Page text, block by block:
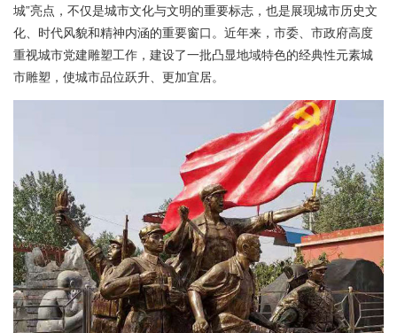
城”亮点，不仅是城市文化与文明的重要标志，也是展现城市历史文
化、时代风貌和精神内涵的重要窗口。近年来，市委、市政府高度
重视城市党建雕塑工作，建设了一批凸显地域特色的经典性元素城
市雕塑，使城市品位跃升、更加宜居。